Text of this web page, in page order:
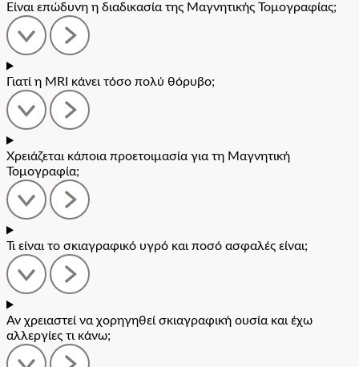
Είναι επώδυνη η διαδικασία της Μαγνητικής Τομογραφίας;
Γιατί η MRI κάνει τόσο πολύ θόρυβο;
Χρειάζεται κάποια προετοιμασία για τη Μαγνητική
Τομογραφία;
Τι είναι το σκιαγραφικό υγρό και ποσό ασφαλές είναι;
Αν χρειαστεί να χορηγηθεί σκιαγραφική ουσία και έχω
αλλεργίες τι κάνω;